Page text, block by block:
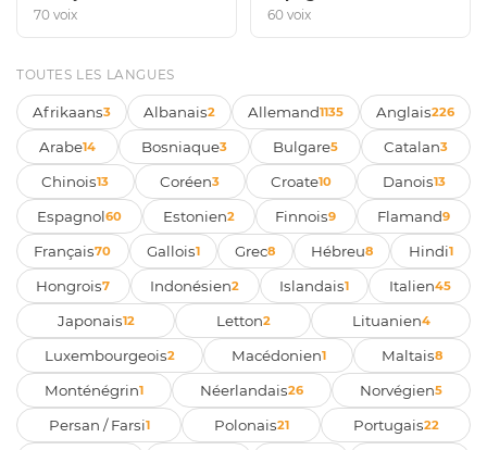
70 voix 60 voix
TOUTES LES LANGUES
Afrikaans3 Albanais2 Allemand1135 Anglais226
Arabe14 Bosniaque3 Bulgare5 Catalan3
Chinois13 Coréen3 Croate10 Danois13
Espagnol60 Estonien2 Finnois9 Flamand9
Français70 Gallois1 Grec8 Hébreu8 Hindi1
Hongrois7 Indonésien2 Islandais1 Italien45
Japonais12 Letton2 Lituanien4
Luxembourgeois2 Macédonien1 Maltais8
Monténégrin1 Néerlandais26 Norvégien5
Persan / Farsi1 Polonais21 Portugais22